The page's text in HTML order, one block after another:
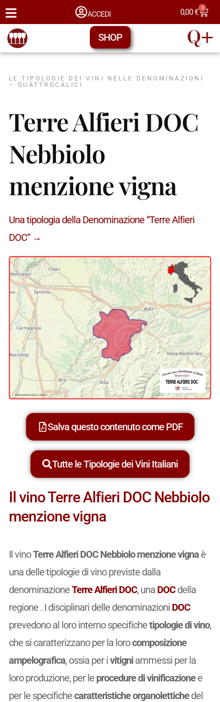
ACCEDI 0,00€ 0
SHOP
LE TIPOLOGIE DEI VINI NELLE DENOMINAZIONI
– QUATTROCALICI
Terre Alfieri DOC
Nebbiolo
menzione vigna
Una tipologia della Denominazione “Terre Alfieri
DOC” →
Salva questo contenuto come PDF
Tutte le Tipologie dei Vini Italiani
Il vino Terre Alfieri DOC Nebbiolo
menzione vigna
Il vinoTerre Alfieri DOC Nebbiolo menzione vignaè
una delle tipologie di vino previste dalla
denominazioneTerre Alfieri DOC, una DOCdella
regione . I disciplinari delle denominazioni DOC
prevedono al loro interno specifichetipologie di vino,
che si caratterizzano per la lorocomposizione
ampelografica, ossia per ivitigniammessi per la
loro produzione, per le procedure di vinificazionee
per le specifichecaratteristiche organolettichedel